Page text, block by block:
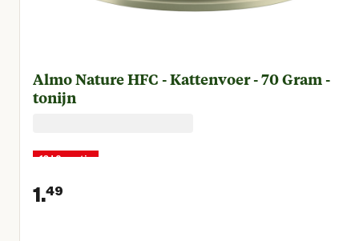
Almo Nature HFC - Kattenvoer - 70 Gram -
tonijn
10+2 gratis
1.49